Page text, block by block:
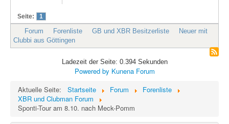
Seite: 1
Forum Forenliste GB und XBR Besitzerliste
Neuer mit
Clubbi aus Göttingen
Ladezeit der Seite: 0.394 Sekunden
Powered by Kunena Forum
Aktuelle Seite:
Startseite Forum
Forenliste
XBR und Clubman Forum
Sponti-Tour am 8.10. nach Meck-Pomm